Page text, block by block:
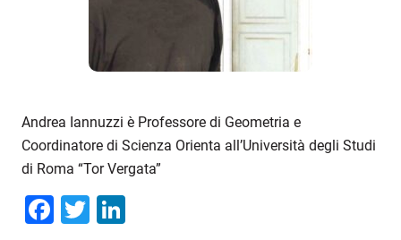
Andrea Iannuzzi è Professore di Geometria e
Coordinatore di Scienza Orienta all’Università degli Studi
di Roma “Tor Vergata”
Facebook
Twitter